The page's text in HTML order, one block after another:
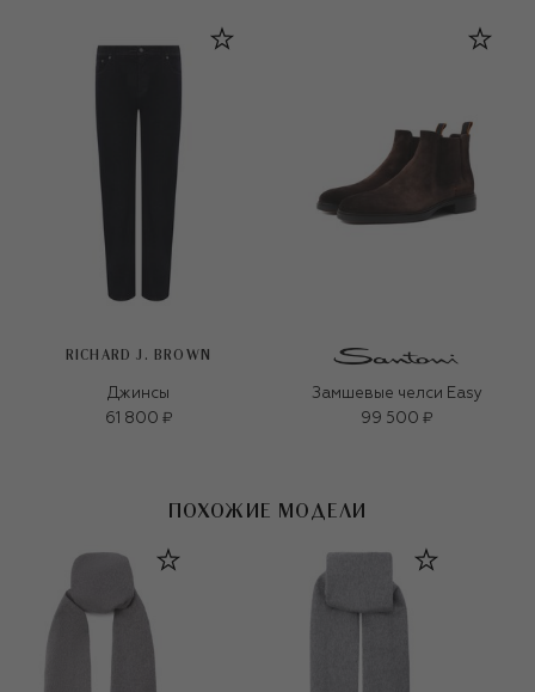
RICHARD J. BROWN
Джинсы
61 800 ₽
Замшевые челси Easy
99 500 ₽
ПОХОЖИЕ МОДЕЛИ